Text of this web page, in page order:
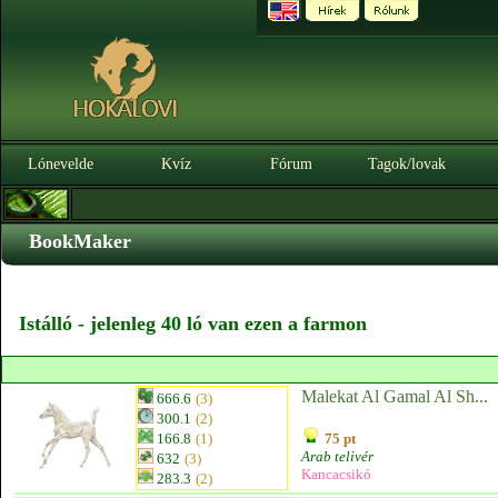
Lónevelde Kvíz Fórum Tagok/lovak
BookMaker
Istálló - jelenleg 40 ló van ezen a farmon
666.6 (3)
300.1 (2)
166.8 (1)
632 (3)
283.3 (2)
Malekat Al Gamal Al Sh...
75 pt
Arab telivér
Kancacsikó